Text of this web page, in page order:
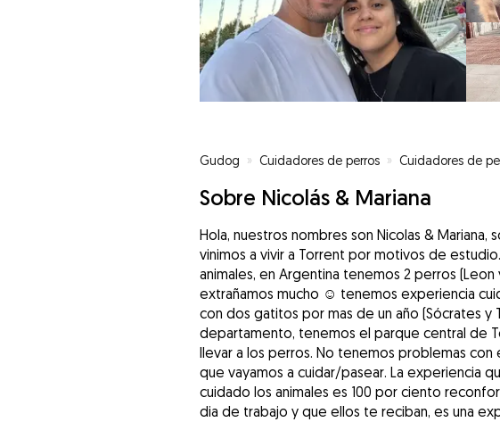
Gudog » Cuidadores de perros » Cuidadores de
Sobre Nicolás & Mariana
Hola, nuestros nombres son Nicolas &
vinimos a vivir a Torrent por motivos de
animales, en Argentina tenemos 2 perros
extrañamos mucho ☺️ tenemos experiencia
con dos gatitos por mas de un año (Sócrates y
departamento, tenemos el parque central de
llevar a los perros. No tenemos problemas
que vayamos a cuidar/pasear. La experiencia
cuidado los animales es 100 por ciento
dia de trabajo y que ellos te reciban, es una